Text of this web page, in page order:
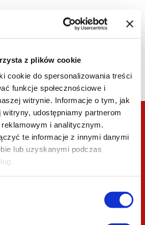
z plików cookie
cookie do spersonalizowania treści
funkcje społecznościowe i
witrynie. Informacje o tym, jak
udostępniamy partnerom
i analitycznym.
te informacje z innymi danymi
lub uzyskanymi podczas
Warsztaty
42 600 61 00 wew. 1